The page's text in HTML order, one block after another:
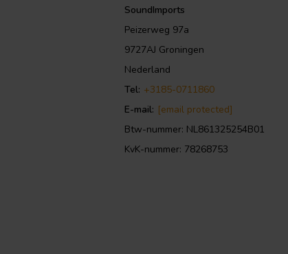
SoundImports
Peizerweg 97a
9727AJ Groningen
Nederland
Tel: +3185-0711860
E-mail: [email protected]
Btw-nummer: NL861325254B01
KvK-nummer: 78268753